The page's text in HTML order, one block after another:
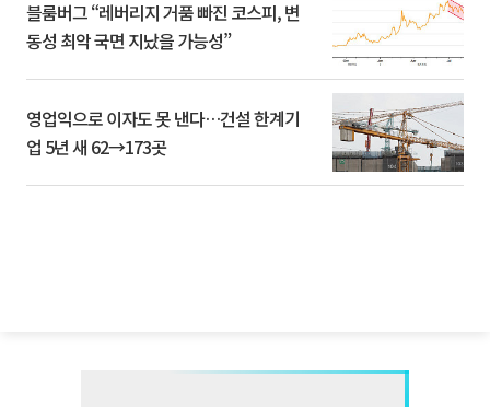
블룸버그 “레버리지 거품 빠진 코스피, 변
동성 최악 국면 지났을 가능성”
영업익으로 이자도 못 낸다…건설 한계기
업 5년 새 62→173곳